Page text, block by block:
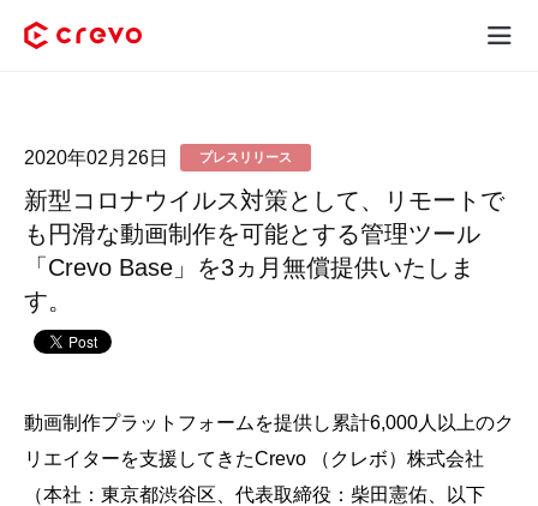
採用コンテンツ制作
サービス
制作実績
料金
お客様の声
お役立ち情報
新型コロナウイルス対策として、リモートで
も円滑な動画制作を可能とする管理ツール
「Crevo Base」を3ヵ月無償提供いたしま
す。
プレスリリース
2020年02月26日
動画制作プラットフォームを提供し累計6,000人以上のク
リエイターを支援してきたCrevo （クレボ）株式会社
（本社：東京都渋谷区、代表取締役：柴田憲佑、以下